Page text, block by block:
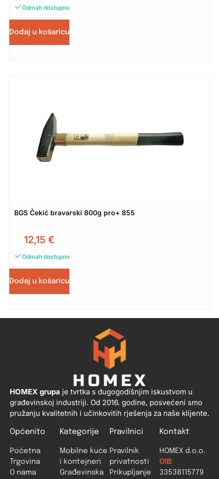
Odmah dostupno
Dodaj u košaricu
BGS Čekić bravarski 800g pro+ 855
12,15 €
Odmah dostupno
Dodaj u košaricu
HOMEX grupa je tvrtka s dugogodišnjim iskustvom u
građevinskoj industriji. Od 2016. godine, posvećeni smo
pružanju kvalitetnih i učinkovitih rješenja za naše klijente.
Općenito
Početna
Trgovina
O nama
Kategorije
Mobilne kuće
i kontejneri
Građevinska
Pravilnici
Pravilnik
privatnosti
Prikupljanje
Kontakt
HOMEX d.o.o.
OIB:
33538115779